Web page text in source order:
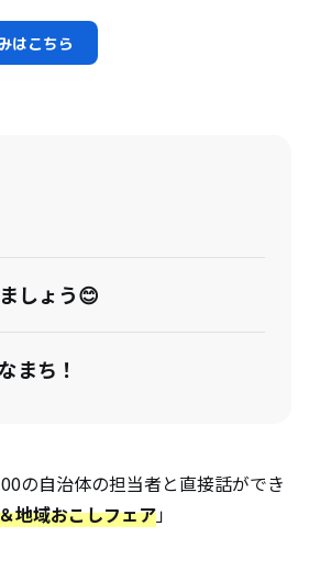
はこちら
しょう😊
まち！
の自治体の担当者と直接話ができ
地域おこしフェア」